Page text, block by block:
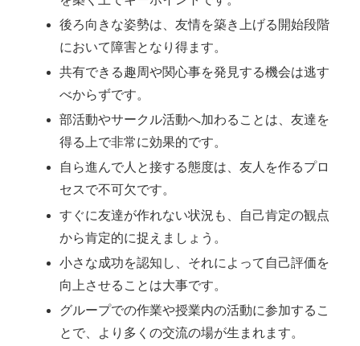
後ろ向きな姿勢は、友情を築き上げる開始段階
において障害となり得ます。
共有できる趣周や関心事を発見する機会は逃す
べからずです。
部活動やサークル活動へ加わることは、友達を
得る上で非常に効果的です。
自ら進んで人と接する態度は、友人を作るプロ
セスで不可欠です。
すぐに友達が作れない状況も、自己肯定の観点
から肯定的に捉えましょう。
小さな成功を認知し、それによって自己評価を
向上させることは大事です。
グループでの作業や授業内の活動に参加するこ
とで、より多くの交流の場が生まれます。